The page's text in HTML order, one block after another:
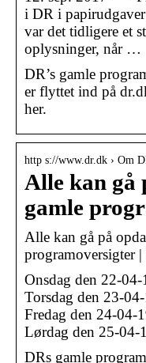
i DR i
var det tidligere et
oplysninger, når …
DR’s gamle
er flyttet ind på
her.
http s://www.dr.dk › Om
Alle kan gå
gamle
Alle kan gå på
programoversigter
Onsdag den 22-
Torsdag den 23-
Fredag den 24-04-
Lørdag den 25-
DRs gamle